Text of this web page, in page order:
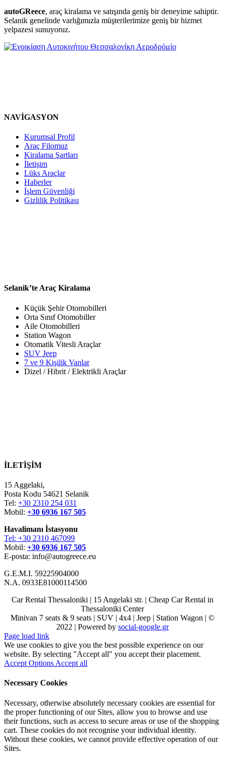
autoGReece, araç kiralama ve satışında geniş bir deneyime sahiptir.
Selanik genelinde varlığımızla müşterilerimize geniş bir hizmet
yelpazesi sunuyoruz.
NAVİGASYON
Kurumsal Profil
Araç Filomuz
Kiralama Şartları
İletişim
Lüks Araçlar
Haberler
İşlem Güvenliği
Gizlilik Politikası
Selanik’te Araç Kiralama
Küçük Şehir Otomobilleri
Orta Sınıf Otomobiller
Aile Otomobilleri
Station Wagon
Otomatik Vitesli Araçlar
SUV Jeep
7 ve 9 Kişilik Vanlar
Dizel / Hibrit / Elektrikli Araçlar
İLETİŞİM
15 Aggelaki,
Posta Kodu 54621 Selanik
Tel: +30 2310 254 031
Mobil: +30 6936 167 505
Havalimanı İstasyonu
Tel: +30 2310 467099
Mobil: +30 6936 167 505
E-posta: info@autogreece.eu
G.E.M.I. 59225904000
N.A. 0933Ε81000114500
Car Rental Thessaloniki | 15 Angelaki str. | Cheap Car Rental in
Thessaloniki Center
Minivan 7 seats & 9 seats | SUV | 4x4 | Jeep | Station Wagon | ©
2022 | Powered by social-google.gr
Page load link
We use cookies to give you the best possible experience on our
website. By selecting "Accept all" you accept their placement.
Accept Options Accept all
Necessary Cookies
Necessary, otherwise absolutely necessary cookies are essential for
the proper functioning of our Sites, allow you to browse and use
their functions, such as access to secure areas or use of the shopping
cart. These cookies do not recognise your individual identity.
Without these cookies, we cannot provide effective operation of our
Sites.